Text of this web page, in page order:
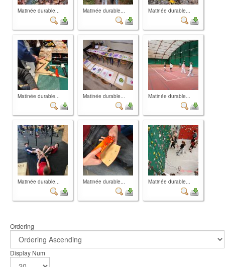
Matinée durable... Matinée durable... Matinée durable...
Matinée durable... Matinée durable... Matinée durable...
Matinée durable... Matinée durable... Matinée durable...
Ordering
Display Num